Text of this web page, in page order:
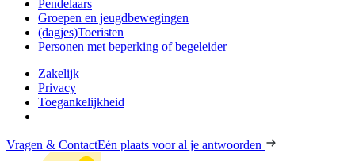
Pendelaars
Groepen en jeugdbewegingen
(dagjes)Toeristen
Personen met beperking of begeleider
Zakelijk
Privacy
Toegankelijkheid
Vragen & ContactEén plaats voor al je antwoorden